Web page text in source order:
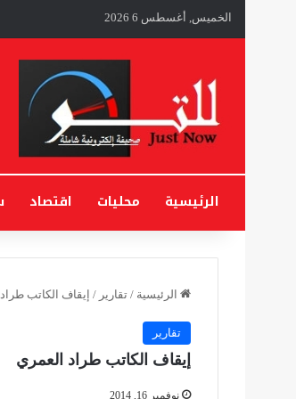
الخميس, أغسطس 6 2026
الرئيسية محليات اقتصاد
الرئيسية / تقارير / إيقاف الكاتب
تقارير
إيقاف الكاتب طراد العمري
نوفمبر 16, 2014